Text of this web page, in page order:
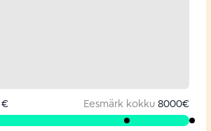
€ Eesmärk kokku 8000€